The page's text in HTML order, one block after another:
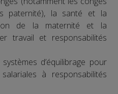
paternité), la santé et la
de la maternité et la
travail et responsabilités
d’équilibrage pour
à responsabilités